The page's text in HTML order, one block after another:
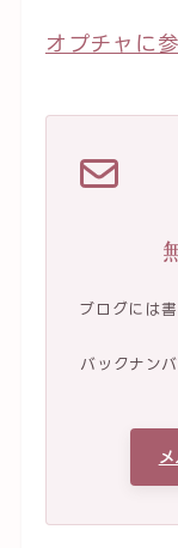
オプチャに
ブログには
バックナン